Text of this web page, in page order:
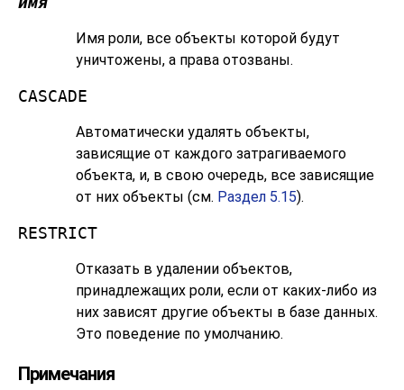
Имя роли, все объекты которой будут
уничтожены, а права отозваны.
CASCADE
Автоматически удалять объекты,
зависящие от каждого затрагиваемого
объекта, и, в свою очередь, все зависящие
от них объекты (см. Раздел 5.15).
RESTRICT
Отказать в удалении объектов,
принадлежащих роли, если от каких-либо из
них зависят другие объекты в базе данных.
Это поведение по умолчанию.
Примечания